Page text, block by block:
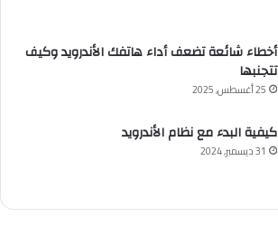
أخطاء شائعة تضعف أداء هاتفك الأندرويد وكيف
تتجنبها
25 أغسطس, 2025
كيفية البدء مع نظام الأندرويد
31 ديسمبر, 2024